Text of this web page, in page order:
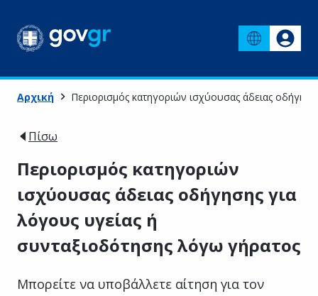
Αρχική Περιορισμός κατηγοριών ισχύουσας άδειας
Πίσω
Περιορισμός κατηγοριών
ισχύουσας άδειας οδήγησης για
λόγους υγείας ή
συνταξιοδότησης λόγω γήρατος
Μπορείτε να υποβάλλετε αίτηση για τον